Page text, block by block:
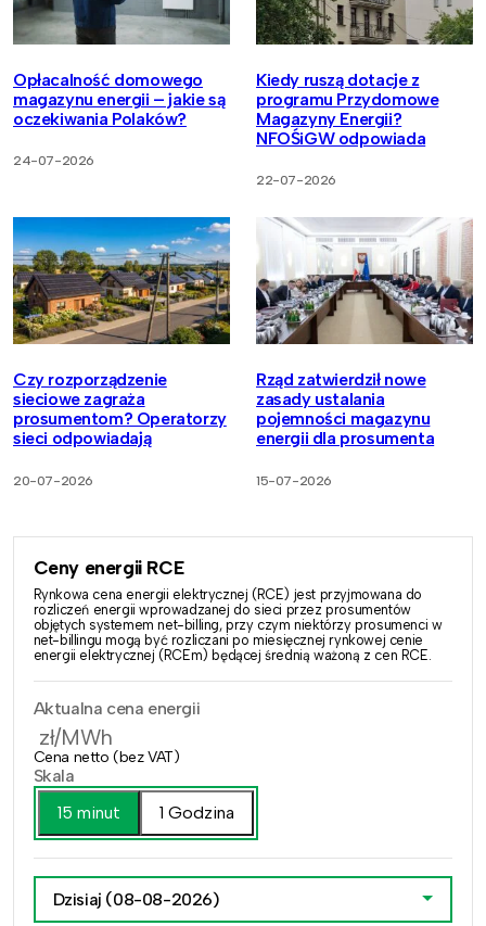
Opłacalność domowego
magazynu energii – jakie są
oczekiwania Polaków?
24-07-2026
Kiedy ruszą dotacje z
programu Przydomowe
Magazyny Energii?
NFOŚiGW odpowiada
22-07-2026
Czy rozporządzenie
sieciowe zagraża
prosumentom? Operatorzy
sieci odpowiadają
20-07-2026
Rząd zatwierdził nowe
zasady ustalania
pojemności magazynu
energii dla prosumenta
15-07-2026
Ceny energii RCE
Rynkowa cena energii elektrycznej (RCE) jest przyjmowana do
rozliczeń energii wprowadzanej do sieci przez prosumentów
objętych systemem net-billing, przy czym niektórzy prosumenci w
net-billingu mogą być rozliczani po miesięcznej rynkowej cenie
energii elektrycznej (RCEm) będącej średnią ważoną z cen RCE.
Aktualna cena energii
zł/MWh
Cena netto (bez VAT)
Skala
15 minut
1 Godzina
Dzisiaj (08-08-2026)